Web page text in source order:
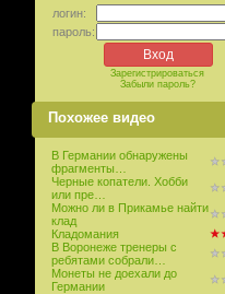
логин:
пароль:
Зарегистрироваться
Забыли пароль?
Похожее видео
В Германии обнаружены
фрагменты…
Черные копатели. Хобби
или пре…
Можно ли в Прикамье найти
клад
Кладомания
В Воронеже тренеры c
ребятами собрали…
Монеты не доехали до
Германии